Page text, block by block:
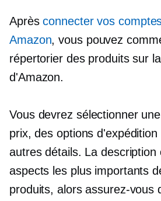
Aprèsconnecter vos
Amazon, vous pouvez
répertorier des produits sur
d'Amazon.
Vous devrez sélectionner
prix, des options
autres détails. La description
aspects les plus importants
produits, alors assurez-vous